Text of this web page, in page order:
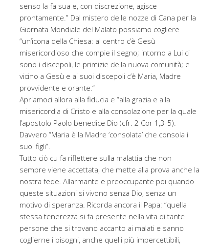
senso la fa sua e, con discrezione, agisce
prontamente.” Dal mistero delle nozze di Cana per la
Giornata Mondiale del Malato possiamo cogliere
“un’icona della Chiesa: al centro c’è Gesù
misericordioso che compie il segno; intorno a Lui ci
sono i discepoli, le primizie della nuova comunità; e
vicino a Gesù e ai suoi discepoli c’è Maria, Madre
provvidente e orante.”
Apriamoci allora alla fiducia e “alla grazia e alla
misericordia di Cristo e alla consolazione per la quale
l’apostolo Paolo benedice Dio (cfr. 2 Cor 1,3-5).
Davvero “Maria è la Madre ‘consolata’ che consola i
suoi figli”.
Tutto ciò cu fa riflettere sulla malattia che non
sempre viene accettata, che mette alla prova anche la
nostra fede. Allarmante e preoccupante poi quando
queste situazioni si vivono senza Dio, senza un
motivo di speranza. Ricorda ancora il Papa: “quella
stessa tenerezza si fa presente nella vita di tante
persone che si trovano accanto ai malati e sanno
coglierne i bisogni, anche quelli più impercettibili,